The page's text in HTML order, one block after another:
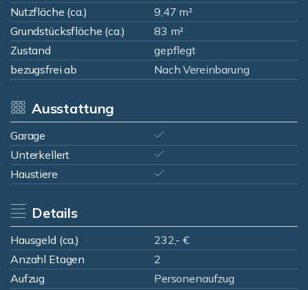
Nutzfläche (ca.)
9,47 m²
Grundstücksfläche (ca.)
83 m²
Zustand
gepflegt
bezugsfrei ab
Nach Vereinbarung
Ausstattung
Garage
Unterkellert
Haustiere
Details
Hausgeld (ca.)
232,- €
Anzahl Etagen
2
Aufzug
Personenaufzug